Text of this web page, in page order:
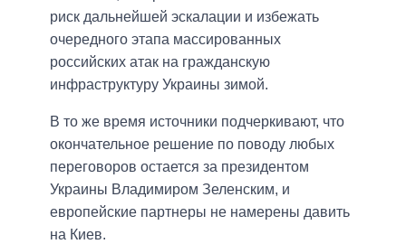
риск дальнейшей эскалации и избежать
очередного этапа массированных
российских атак на гражданскую
инфраструктуру Украины зимой.
В то же время источники подчеркивают, что
окончательное решение по поводу любых
переговоров остается за президентом
Украины Владимиром Зеленским, и
европейские партнеры не намерены давить
на Киев.